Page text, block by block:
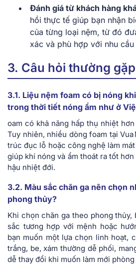
Đánh giá từ khách hàng
hồi thực tế giúp bạn nhận
của từng loại nệm, từ đó
xác và phù hợp với nhu cầu
3. Câu hỏi thường gặp
3.1. Liệu nệm foam có bị nóng
trong thời tiết nóng ẩm như ở
oam có khả năng hấp thụ nhiệt
Tuy nhiên, nhiều dòng foam tại
trúc đục lỗ hoặc công nghệ làm
giúp khí nóng và ẩm thoát ra tốt
hậu nhiệt đới.
3.2. Màu sắc chăn ga nên chọn
phong thủy?
Khi chọn chăn ga theo phong thủy,
sắc tương hợp với mệnh hoặc
bạn muốn một lựa chọn linh hoạt,
trắng, be, xám thường dễ phối,
dễ thay đổi khi muốn làm mới phòng